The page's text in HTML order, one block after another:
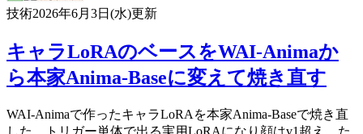
技術2026年6月3日(水)更新
キャラLoRAのベースをWAI-Animaか
ら本家Anima-Baseに変えて焼き直す
WAI-Animaで作ったキャラLoRAを本家Anima-Baseで焼き直
した。トリガー単体で出る実用LoRAになり顔はv1超え、た